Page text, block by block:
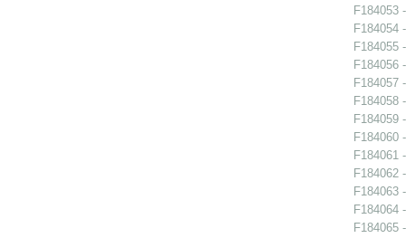
F184053
F184054
F184055
F184056
F184057
F184058
F184059
F184060
F184061
F184062
F184063
F184064
F184065